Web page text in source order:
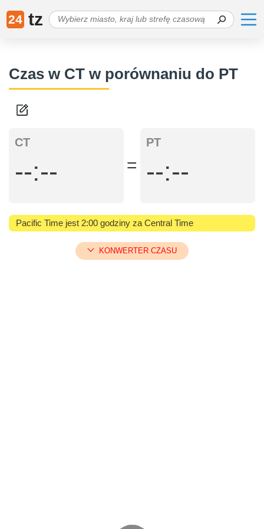
24 tz
Czas w CT w porównaniu do PT
CT
--:-- =
PT
--:--
Pacific Time jest 2:00 godziny za Central Time
KONWERTER CZASU